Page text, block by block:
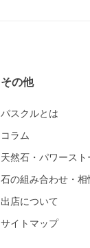
その他
パスクルとは
コラム
天然石・パワースト
石の組み合わせ・相
出店について
サイトマップ